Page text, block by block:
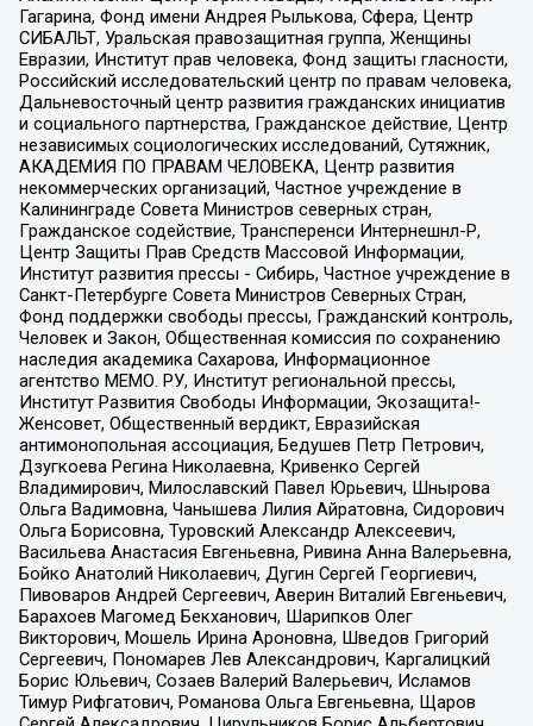
Гагарина, Фонд имени Андрея Рылькова, Сфера, Центр
СИБАЛЬТ, Уральская правозащитная группа, Женщины
Евразии, Институт прав человека, Фонд защиты гласности,
Российский исследовательский центр по правам человека,
Дальневосточный центр развития гражданских инициатив
и социального партнерства, Гражданское действие, Центр
независимых социологических исследований, Сутяжник,
АКАДЕМИЯ ПО ПРАВАМ ЧЕЛОВЕКА, Центр развития
некоммерческих организаций, Частное учреждение в
Калининграде Совета Министров северных стран,
Гражданское содействие, Трансперенси Интернешнл-Р,
Центр Защиты Прав Средств Массовой Информации,
Институт развития прессы - Сибирь, Частное учреждение в
Санкт-Петербурге Совета Министров Северных Стран,
Фонд поддержки свободы прессы, Гражданский контроль,
Человек и Закон, Общественная комиссия по сохранению
наследия академика Сахарова, Информационное
агентство МЕМО. РУ, Институт региональной прессы,
Институт Развития Свободы Информации, Экозащита!-
Женсовет, Общественный вердикт, Евразийская
антимонопольная ассоциация, Бедушев Петр Петрович,
Дзугкоева Регина Николаевна, Кривенко Сергей
Владимирович, Милославский Павел Юрьевич, Шнырова
Ольга Вадимовна, Чанышева Лилия Айратовна, Сидорович
Ольга Борисовна, Туровский Александр Алексеевич,
Васильева Анастасия Евгеньевна, Ривина Анна Валерьевна,
Бойко Анатолий Николаевич, Дугин Сергей Георгиевич,
Пивоваров Андрей Сергеевич, Аверин Виталий Евгеньевич,
Барахоев Магомед Бекханович, Шарипков Олег
Викторович, Мошель Ирина Ароновна, Шведов Григорий
Сергеевич, Пономарев Лев Александрович, Каргалицкий
Борис Юльевич, Созаев Валерий Валерьевич, Исламов
Тимур Рифгатович, Романова Ольга Евгеньевна, Щаров